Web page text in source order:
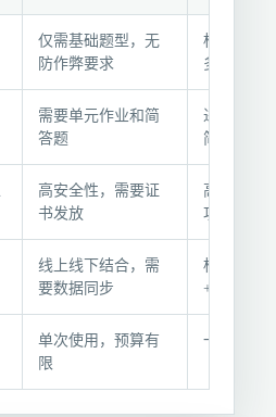
仅需基础题型，无
防作弊要求
标准配置
多选/填空
需要单元作业和简
答题
进阶配置
简答和同
高安全性，需要证
书发放
高级配置
功能+摄
线上线下结合，需
要数据同步
标准/进阶
+平台对接
单次使用，预算有
限
一次性项